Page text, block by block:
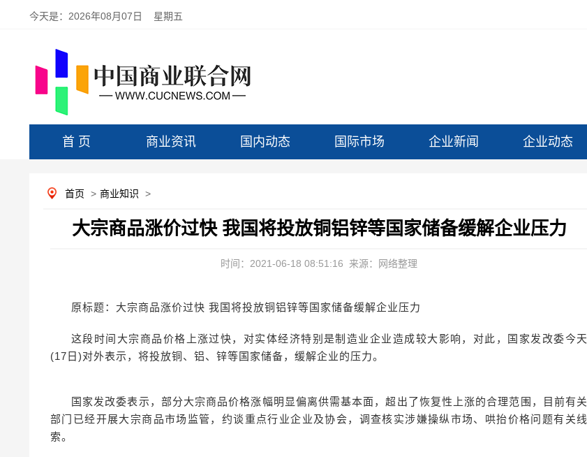
今天是： 2026年08月07日 星期五
首 页 商业资讯 国内动态 国际市场 企业新闻 企业动态
首页 > 商业知识 >
大宗商品涨价过快 我国将投放铜铝锌等国家储备缓解企业压力
时间：2021-06-18 08:51:16 来源：网络整理
原标题：大宗商品涨价过快 我国将投放铜铝锌等国家储备缓解企业压力
这段时间大宗商品价格上涨过快，对实体经济特别是制造业企业造成较大影响，对此，国家发改委今天
(17日)对外表示，将投放铜、铝、锌等国家储备，缓解企业的压力。
国家发改委表示，部分大宗商品价格涨幅明显偏离供需基本面，超出了恢复性上涨的合理范围，目前有关
部门已经开展大宗商品市场监管，约谈重点行业企业及协会，调查核实涉嫌操纵市场、哄抬价格问题有关线
索。